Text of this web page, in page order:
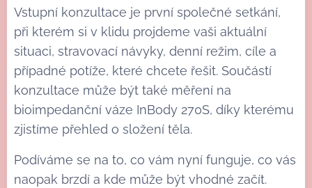
Vstupní konzultace je první společné setkání,
při kterém si v klidu projdeme vaši aktuální
situaci, stravovací návyky, denní režim, cíle a
případné potíže, které chcete řešit. Součástí
konzultace může být také měření na
bioimpedanční váze InBody 270S, díky kterému
zjistíme přehled o složení těla.
Podíváme se na to, co vám nyní funguje, co vás
naopak brzdí a kde může být vhodné začít.